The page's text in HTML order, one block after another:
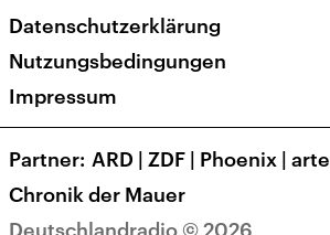
Veranstaltungen
Presse
Karriere
Transparenz
Deutschlandradio © 2026
Datenschutzerklärung
Nutzungsbedingungen
Impressum
Partner ARD | ZDF | Phoenix | arte
Chronik der Mauer